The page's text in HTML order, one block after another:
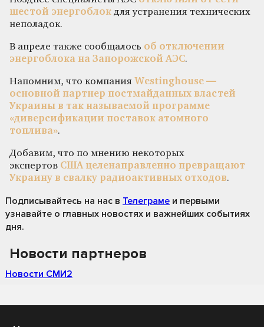
шестой энергоблок для устранения технических
неполадок.
В апреле также сообщалось об отключении
энергоблока на Запорожской АЭС.
Напомним, что компания Westinghouse —
основной партнер постмайданных властей
Украины в так называемой программе
«диверсификации поставок атомного
топлива».
Добавим, что по мнению некоторых
экспертов США целенаправленно превращают
Украину в свалку радиоактивных отходов.
Подписывайтесь на нас в Телеграме и первыми
узнавайте о главных новостях и важнейших событиях
дня.
Новости партнеров
Новости СМИ2